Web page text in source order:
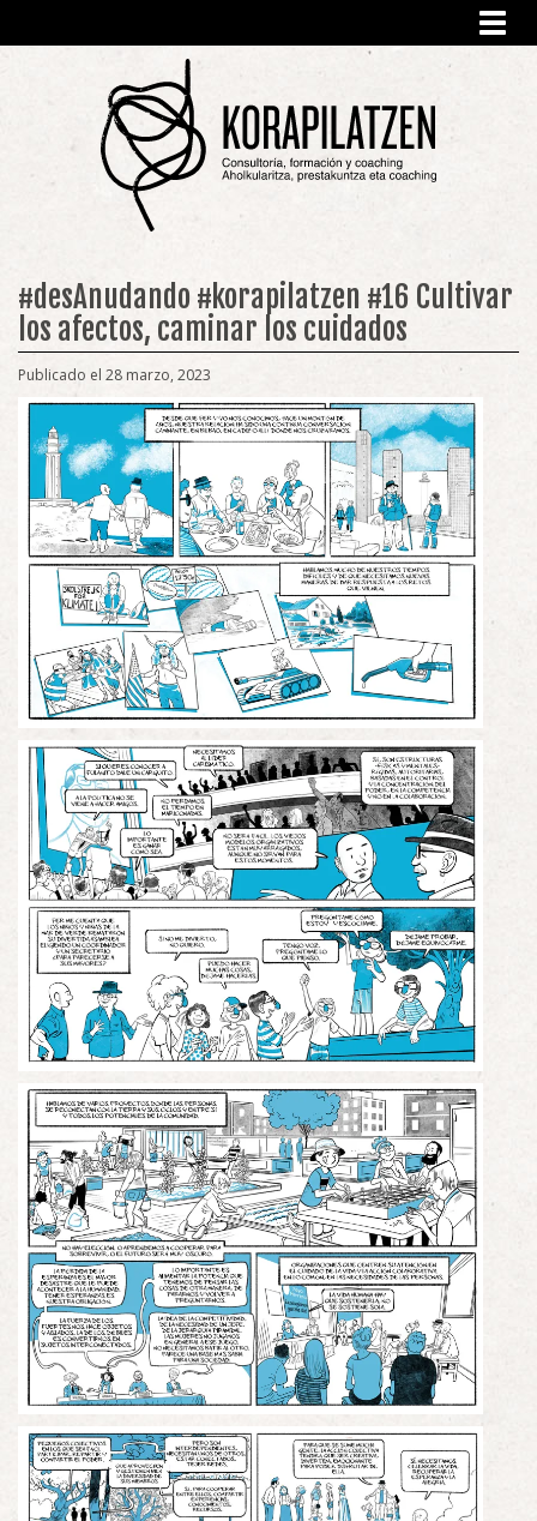
#desAnudando #korapilatzen #16 Cultivar
los afectos, caminar los cuidados
Publicado el 28 marzo, 2023